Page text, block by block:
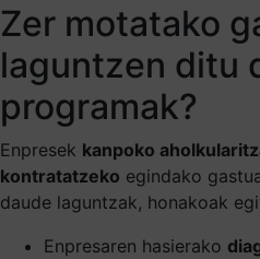
Zer motatako
laguntzen ditu
programak?
Enpresek kanpoko
kontratatzeko egindako
daude laguntzak, honakoak
Enpresaren hasierako